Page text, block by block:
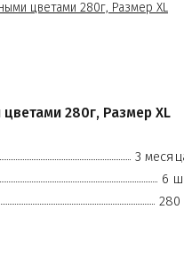
280г, Размер XL
3
6
280